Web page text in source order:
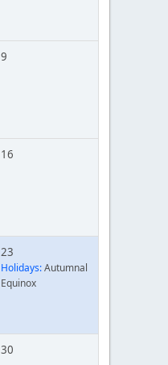
9
16
23
Holidays:Autumnal
Equinox
30